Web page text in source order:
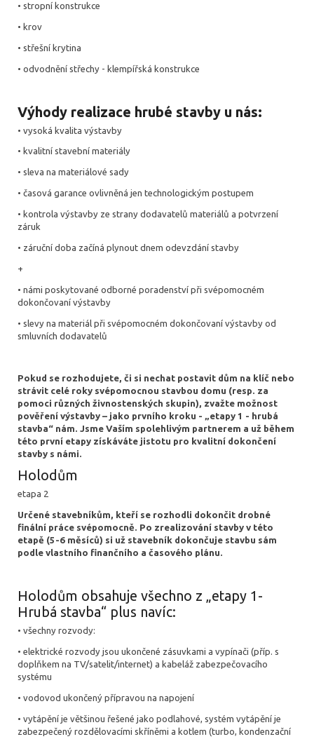
• stropní konstrukce
• krov
• střešní krytina
• odvodnění střechy - klempířská konstrukce
Výhody realizace hrubé stavby u nás:
• vysoká kvalita výstavby
• kvalitní stavební materiály
• sleva na materiálové sady
• časová garance ovlivněná jen technologickým postupem
• kontrola výstavby ze strany dodavatelů materiálů a potvrzení
záruk
• záruční doba začíná plynout dnem odevzdání stavby
+
• námi poskytované odborné poradenství při svépomocném
dokončovaní výstavby
• slevy na materiál při svépomocném dokončovaní výstavby od
smluvních dodavatelů
Pokud se rozhodujete, či si nechat postavit dům na klíč nebo
strávit celé roky svépomocnou stavbou domu (resp. za
pomoci různých živnostenských skupin), zvažte možnost
pověření výstavby – jako prvního kroku - „etapy 1 - hrubá
stavba“ nám. Jsme Vaším spolehlivým partnerem a už během
této první etapy získáváte jistotu pro kvalitní dokončení
stavby s námi.
Holodům
etapa 2
Určené stavebníkům, kteří se rozhodli dokončit drobné
finální práce svépomocně. Po zrealizování stavby v této
etapě (5-6 měsíců) si už stavebník dokončuje stavbu sám
podle vlastního finančního a časového plánu.
Holodům obsahuje všechno z „etapy 1-
Hrubá stavba“ plus navíc:
• všechny rozvody:
• elektrické rozvody jsou ukončené zásuvkami a vypínači (příp. s
doplňkem na TV/satelit/internet) a kabeláž zabezpečovacího
systému
• vodovod ukončený přípravou na napojení
• vytápění je většinou řešené jako podlahové, systém vytápění je
zabezpečený rozdělovacími skříněmi a kotlem (turbo, kondenzační